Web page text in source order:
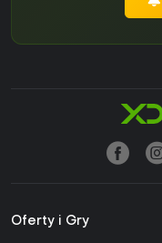
Oferty i Gry